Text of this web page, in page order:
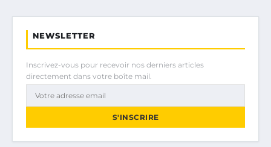
NEWSLETTER
Inscrivez-vous pour recevoir nos derniers articles
directement dans votre boîte mail.
S'INSCRIRE